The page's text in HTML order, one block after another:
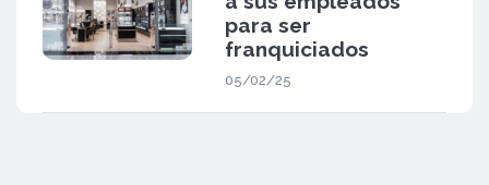
para ser
franquiciados
05/02/25